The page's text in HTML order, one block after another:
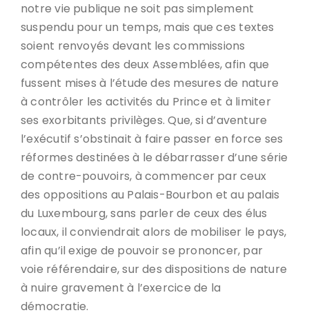
notre vie publique ne soit pas simplement
suspendu pour un temps, mais que ces textes
soient renvoyés devant les commissions
compétentes des deux Assemblées, afin que
fussent mises à l’étude des mesures de nature
à contrôler les activités du Prince et à limiter
ses exorbitants privilèges. Que, si d’aventure
l’exécutif s’obstinait à faire passer en force ses
réformes destinées à le débarrasser d’une série
de contre-pouvoirs, à commencer par ceux
des oppositions au Palais-Bourbon et au palais
du Luxembourg, sans parler de ceux des élus
locaux, il conviendrait alors de mobiliser le pays,
afin qu’il exige de pouvoir se prononcer, par
voie référendaire, sur des dispositions de nature
à nuire gravement à l’exercice de la
démocratie.